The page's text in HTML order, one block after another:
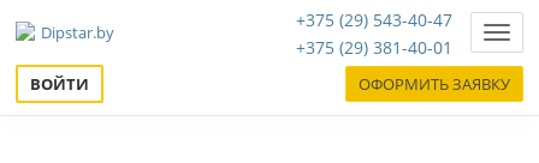
+375 (29) 543-40-47
+375 (29) 381-40-01
ВОЙТИ ОФОРМИТЬ ЗАЯВКУ